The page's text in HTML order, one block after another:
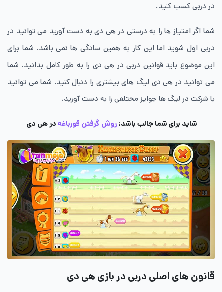
در دربی کسب کنید.
شما اگر امتیاز ها را به درستی در هی دی به دست آورید می توانید در
دربی اول شوید اما این کار به همین سادگی ها نمی باشد، شما برای
این موضوع باید قوانین دربی در هی دی را به طور کامل بدانید. شما
می توانید در هی دی لیگ های بیشتری را دنبال کنید. شما می توانید
با شرکت در لیگ ها جوایز مختلفی را به دست آورید.
شاید برای شما جالب باشد; روش گرفتن قورباغه در هی دی
قانون های اصلی دربی در بازی هی دی